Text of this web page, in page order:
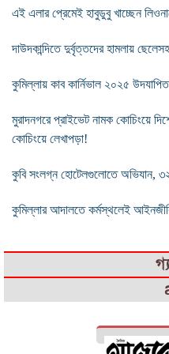
এই এলার প্রেমেই হাবুডুবু খাচ্ছেন
দাউদকান্দিতে দুর্বৃত্তদের হামলায়
কুমিল্লায় কাব কার্নিভাল ২০২৫ উদযাপিত
মুরাদনগরে প্রাইভেট নামক কোচিংয়ে
কোচিংয়ে লেখাপড়া!
কুবি সংলগ্ন হোটেলগুলোতে অভিযান, ৩২
কুমিল্লার আদালতে কর্মস্থলেই